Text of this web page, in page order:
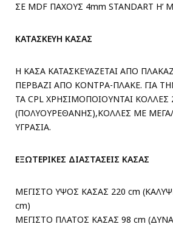
ΣΕ MDF ΠΑΧΟΥΣ 4mm STANDART H’
ΚΑΤΑΣΚΕΥΗ ΚΑΣΑΣ
Η ΚΑΣΑ ΚΑΤΑΣΚΕΥΑΖΕΤΑΙ ΑΠΟ
ΠΕΡΒΑΖΙ ΑΠΟ ΚΟΝΤΡΑ-ΠΛΑΚΕ. ΓΙΑ
ΤΑ CPL ΧΡΗΣΙΜΟΠΟΙΟΥΝΤΑΙ ΚΟΛΛΕΣ
(ΠΟΛΥΟΥΡΕΘΑΝΗΣ),ΚΟΛΛΕΣ ΜΕ
ΥΓΡΑΣΙΑ.
ΕΞΩΤΕΡΙΚΕΣ ΔΙΑΣΤΑΣΕΙΣ ΚΑΣΑΣ
ΜΕΓΙΣΤΟ ΥΨΟΣ ΚΑΣΑΣ 220 cm
cm)
ΜΕΓΙΣΤΟ ΠΛΑΤΟΣ ΚΑΣΑΣ 98 cm